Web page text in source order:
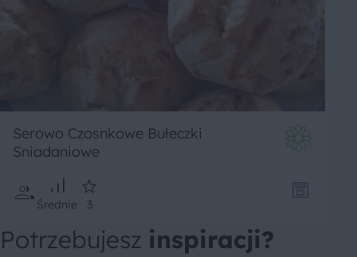
Serowo Czosnkowe Bułeczki
Sniadaniowe
Średnie 3
Potrzebujesz inspiracji?